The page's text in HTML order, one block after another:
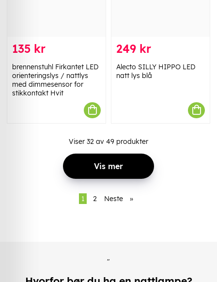
135 kr
brennenstuhl Firkantet LED
orienteringslys / nattlys
med dimmesensor for
stikkontakt Hvit
249 kr
Alecto SILLY HIPPO LED
natt lys blå
Viser 32 av 49 produkter
Vis mer
1 2 Neste »
"